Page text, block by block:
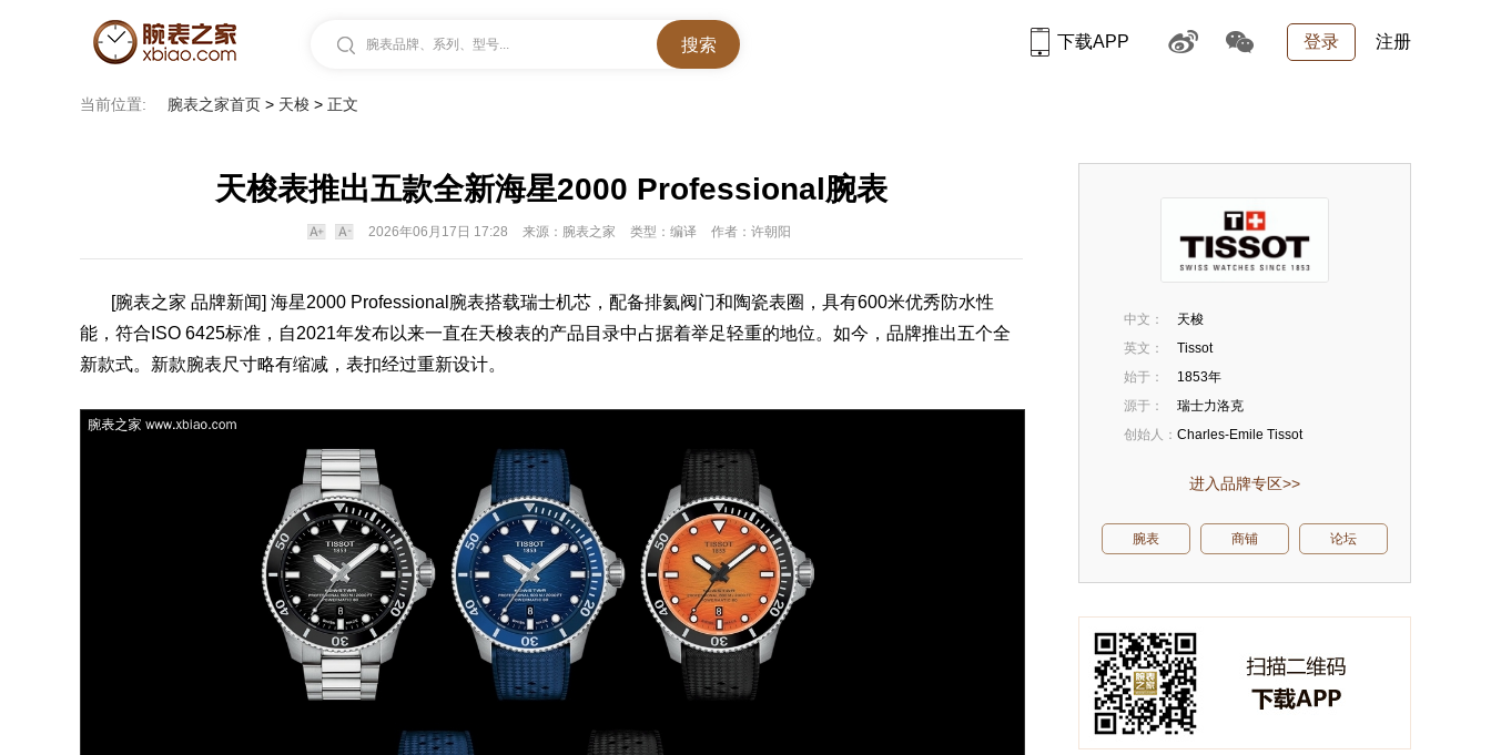
腕表品牌、系列、型号... 登录 注册
下载APP
当前位置: 腕表之家首页 > 天梭 > 正文
天梭表推出五款全新海星2000 Professional腕表
2026年06月17日 17:28 来源：腕表之家 类型：编译 作者：许朝阳
[腕表之家 品牌新闻] 海星2000 Professional腕表搭载瑞士机芯 ，配备排氦阀门和陶瓷表圈，具有600米优秀防水性
能，符合ISO 6425标准，自2021年发布以来一直在天梭表的产品目录中占据着举足轻重的地位。如今，品牌推出五个全
新款式。新款腕表尺寸略有缩减， 表扣经过重新设计。
中文：
天梭
英文：
Tissot
始于：
1853年
源于：
瑞士力洛克
创始人： Charles-Emile Tissot
进入品牌专区>>
腕表 商铺 论坛